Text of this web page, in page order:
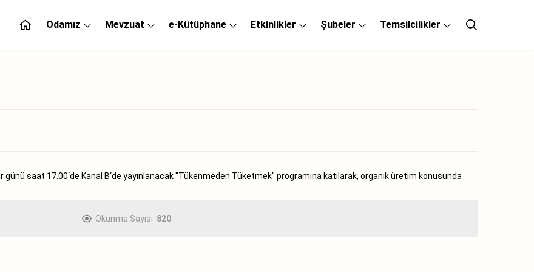
Odamız Mevzuat e-Kütüphane Etkinlikler Şubeler Temsilcilikler
günü saat 17.00‘de Kanal B‘de yayınlanacak "Tükenmeden Tüketmek" programına katılarak, organik üretim konusunda
Okunma Sayısı: 820